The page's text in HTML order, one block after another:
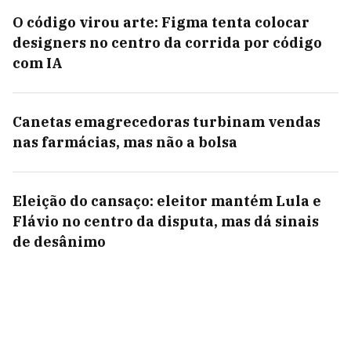
O código virou arte: Figma tenta colocar
designers no centro da corrida por código
com IA
Canetas emagrecedoras turbinam vendas
nas farmácias, mas não a bolsa
Eleição do cansaço: eleitor mantém Lula e
Flávio no centro da disputa, mas dá sinais
de desânimo